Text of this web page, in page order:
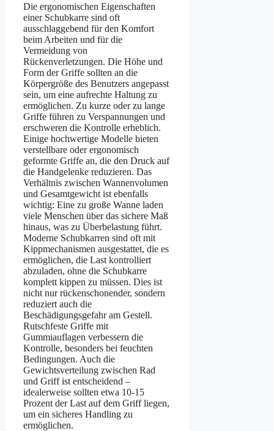
Die ergonomischen Eigenschaften
einer Schubkarre sind oft
ausschlaggebend für den Komfort
beim Arbeiten und für die
Vermeidung von
Rückenverletzungen. Die Höhe und
Form der Griffe sollten an die
Körpergröße des Benutzers angepasst
sein, um eine aufrechte Haltung zu
ermöglichen. Zu kurze oder zu lange
Griffe führen zu Verspannungen und
erschweren die Kontrolle erheblich.
Einige hochwertige Modelle bieten
verstellbare oder ergonomisch
geformte Griffe an, die den Druck auf
die Handgelenke reduzieren. Das
Verhältnis zwischen Wannenvolumen
und Gesamtgewicht ist ebenfalls
wichtig: Eine zu große Wanne laden
viele Menschen über das sichere Maß
hinaus, was zu Überbelastung führt.
Moderne Schubkarren sind oft mit
Kippmechanismen ausgestattet, die es
ermöglichen, die Last kontrolliert
abzuladen, ohne die Schubkarre
komplett kippen zu müssen. Dies ist
nicht nur rückenschonender, sondern
reduziert auch die
Beschädigungsgefahr am Gestell.
Rutschfeste Griffe mit
Gummiauflagen verbessern die
Kontrolle, besonders bei feuchten
Bedingungen. Auch die
Gewichtsverteilung zwischen Rad
und Griff ist entscheidend –
idealerweise sollten etwa 10-15
Prozent der Last auf dem Griff liegen,
um ein sicheres Handling zu
ermöglichen.